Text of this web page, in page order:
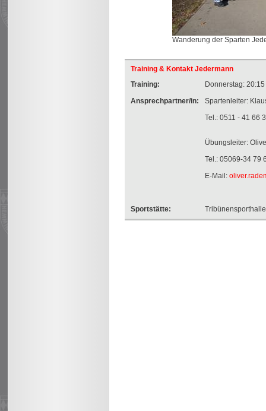
Wanderung der Sparten
Training & Kontakt Jedermann
Training:
Donnerstag:
Ansprechpartner/in:
Spartenleiter:
Tel.: 0511 - 41 66
Übungsleiter:
Tel.: 05069-34 79
E-Mail:
Sportstätte: